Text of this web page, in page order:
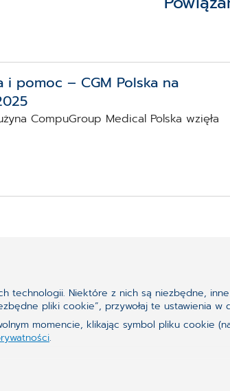
pomoc – CGM Polska na
CompuGroup Medical Polska wzięła
tego, czego
technologii. Niektóre z nich są niezbędne,
pliki cookie”, przywołaj te ustawienia
momencie, klikając symbol pliku cookie
.